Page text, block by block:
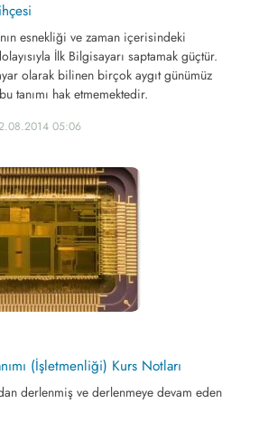
esnekliği ve zaman içerisindeki
İlk Bilgisayarı saptamak güçtür.
olarak bilinen birçok aygıt günümüz
tanımı hak etmemektedir.
05:06
(İşletmenliği) Kurs Notları
derlenmiş ve derlenmeye devam eden